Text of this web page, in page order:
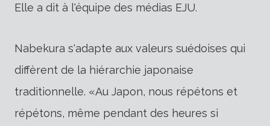
Elle a dit à l'équipe des médias EJU.
Nabekura s'adapte aux valeurs suédoises qui
diffèrent de la hiérarchie japonaise
traditionnelle. «Au Japon, nous répétons et
répétons, même pendant des heures si